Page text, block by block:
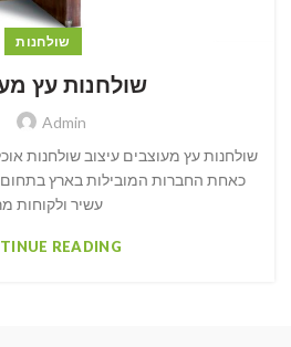
שולחנות
שולחנות עץ
Admin
שולחנות עץ מעוצבים עיצוב שולחנות
כאחת החברות המובילות בארץ בתחום
עשיר ולקוחות
READING